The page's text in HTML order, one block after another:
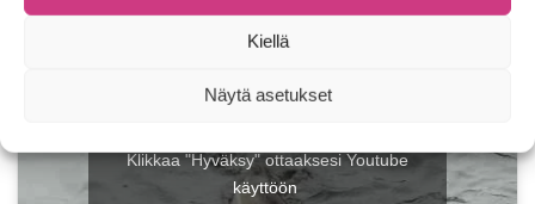
Kiellä
Näytä asetukset
Klikkaa "Hyväksy" ottaaksesi Youtube
käyttöön